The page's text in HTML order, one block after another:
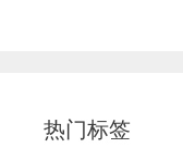
热门标签